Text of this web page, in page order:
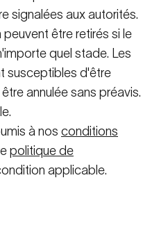
signalées aux autorités.
être retirés si le
quel stade. Les
susceptibles d'être
annulée sans préavis.
à nos conditions
politique de
applicable.